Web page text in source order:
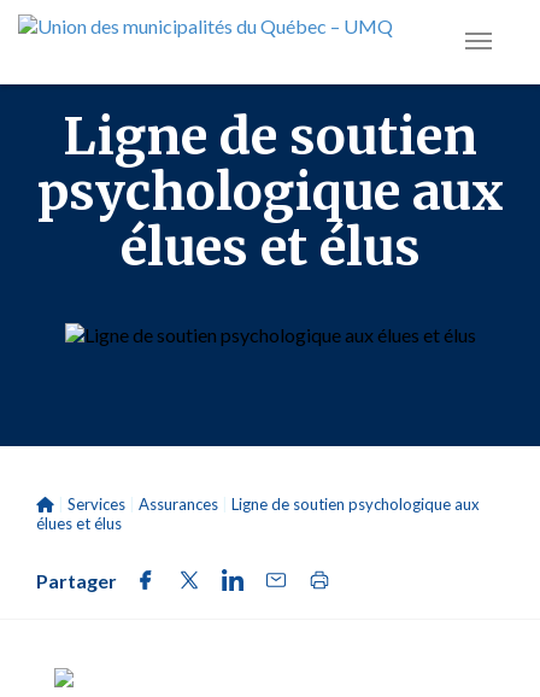
Ligne de soutien
psychologique aux
élues et élus
Services Assurances
Ligne de soutien psychologique aux
élues et élus
Partager